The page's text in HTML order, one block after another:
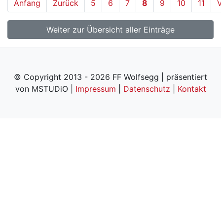
Anfang Zurück 5 6 7 8 9 10 11
Weiter zur Übersicht aller Einträge
© Copyright 2013 - 2026 FF Wolfsegg | präsentiert
von MSTUDiO | Impressum Datenschutz Kontakt